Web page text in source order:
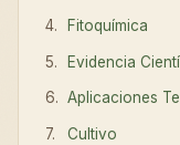
Fitoquímica
Evidencia
Aplicaciones
Cultivo